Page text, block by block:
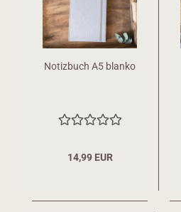
Notizbuch A5 blanko
14,99 EUR